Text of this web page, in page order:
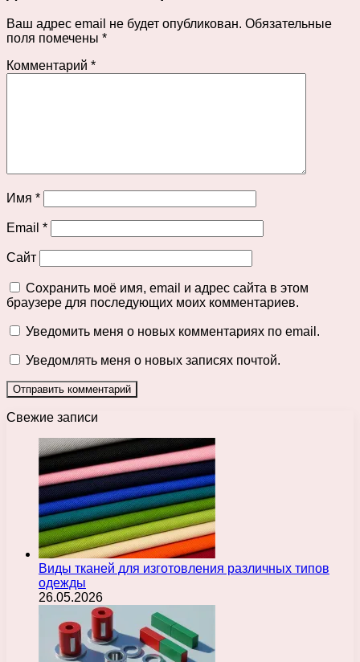
Ваш адрес email не будет опубликован. Обязательные
поля помечены *
Комментарий *
Имя *
Email *
Сайт
Сохранить моё имя, email и адрес сайта в этом
браузере для последующих моих комментариев.
Уведомить меня о новых комментариях по email.
Уведомлять меня о новых записях почтой.
Свежие записи
Виды тканей для изготовления различных типов
одежды
26.05.2026